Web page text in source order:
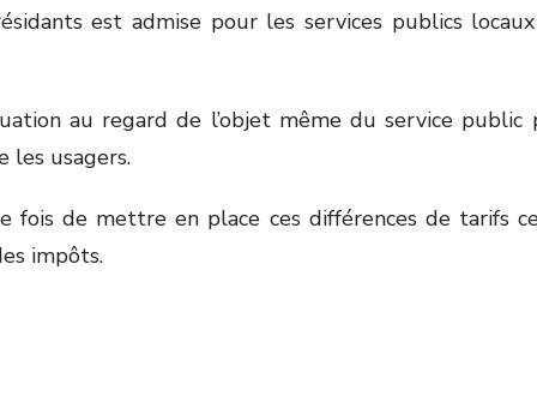
est admise pour les services publics
au regard de l’objet même du service
les usagers.
fois de mettre en place ces différences de tarifs
impôts.